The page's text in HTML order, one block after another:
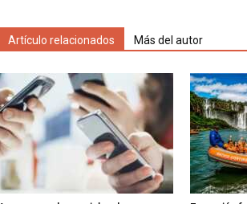
Artículo relacionados Más del autor